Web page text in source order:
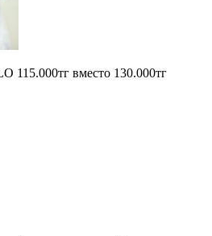
115.000тг вместо 130.000тг